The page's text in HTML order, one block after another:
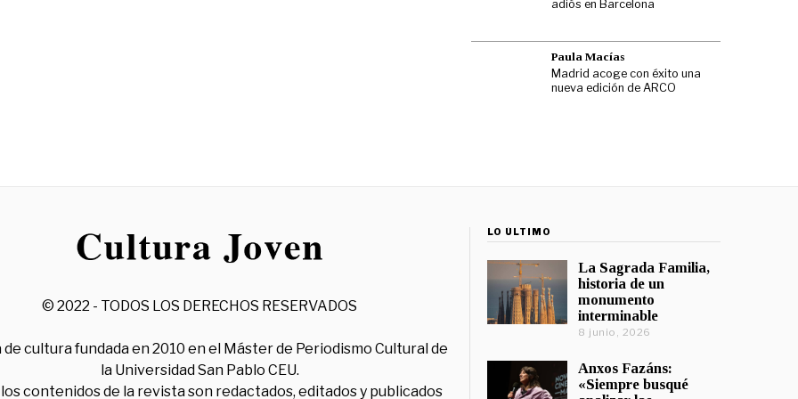
adiós en Barcelona
Paula Macías
Madrid acoge con éxito una
nueva edición de ARCO
© 2022 - TODOS LOS DERECHOS RESERVADOS
de cultura fundada en 2010 en el Máster de Periodismo Cultural de
la Universidad San Pablo CEU.
contenidos de la revista son redactados, editados y publicados
LO ÚLTIMO
La Sagrada Familia,
historia de un
monumento
interminable
8 junio, 2026
Anxos Fazáns:
«Siempre busqué